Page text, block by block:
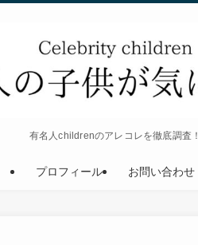
有名人childrenのアレコレを徹底調査！
プロフィール お問い合わせ